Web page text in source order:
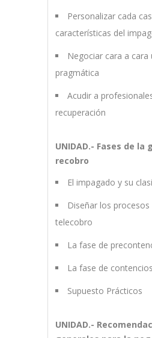
Personalizar cada
características del
Negociar cara a cara
pragmática
Acudir a
recuperación
UNIDAD.- Fases de la
recobro
El impagado y su
Diseñar los
telecobro
La fase de
La fase de
Supuesto Prácticos
UNIDAD.-